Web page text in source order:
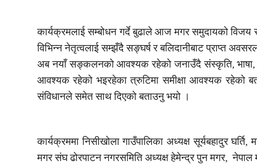
कार्यक्रमलाई सम्बोधन गर्दे बुढाले आज मगर समुदायको
विभिन्न नेतृत्वलाई सम्झँदैसङ्घर्षर बलिदानीबाट प्राप्त
अब नयाँसङ्कलनको आवश्यक रहेको जनाउँदैसंस्कृति,
आवश्यक रहेको भइरहेकात्रुटिमा समीक्षा आवश्यक रहेको
संविधानले समेत साथ दिएको बताउनु भयो ।
कार्यक्रममानिसीखोलागाउँपालिका अध्यक्षसूर्यबहादुर घर्ति,
मगरसंघढोरपाटननगरसमिति अध्यक्षहेमेन्द्रपुन मगर, नेपाल